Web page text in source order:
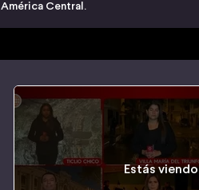
Central.
Estás viendo